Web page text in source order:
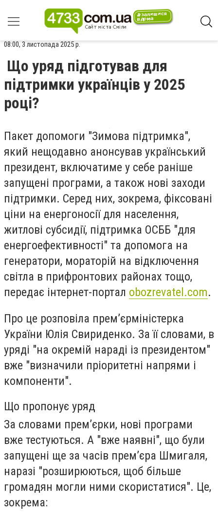
08:00, 3 листопада 2025 р.
Що уряд підготував для
підтримки українців у 2025
році?
Пакет допомоги "Зимова підтримка",
який нещодавно анонсував український
президент, включатиме у себе раніше
запущені програми, а також нові заходи
підтримки. Серед них, зокрема, фіксовані
ціни на енергоносії для населення,
житлові субсидії, підтримка ОСББ "для
енергоефективності" та допомога на
генератори, мораторій на відключення
світла в прифронтових районах тощо,
передає інтернет-портал obozrevatel.com.
Про це розповіла прем’єрміністерка
України Юлія Свириденко. За її словами, в
уряді "на окремій нараді із президентом"
вже "визначили пріоритетні напрями і
компоненти".
Що пропонує уряд
За словами прем’єрки, нові програми
вже тестуються. А "вже наявні", що були
запущені ще за часів прем’єра Шмигаля,
наразі "розширюються, щоб більше
громадян могли ними скористатися". Це,
зокрема: